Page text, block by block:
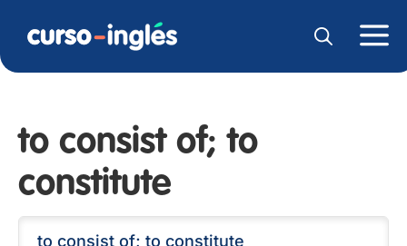
to consist of; to
constitute